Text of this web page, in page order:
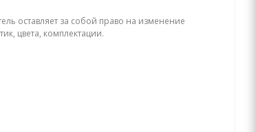
оставляет за собой право на изменение
цвета, комплектации.